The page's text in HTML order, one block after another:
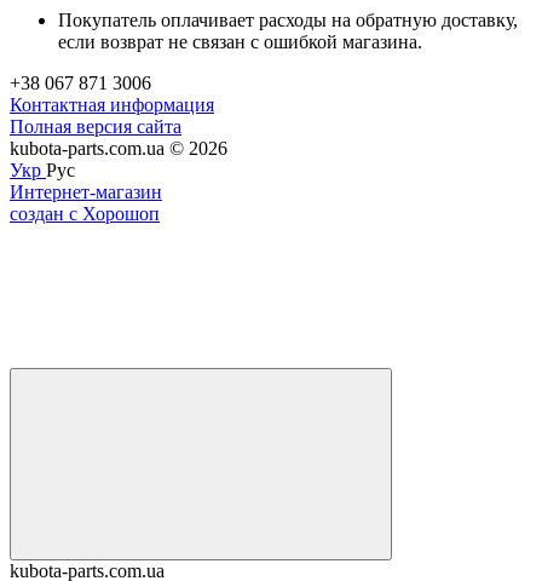
Покупатель оплачивает расходы на обратную доставку,
если возврат не связан с ошибкой магазина.
+38 067 871 3006
Контактная информация
Полная версия сайта
kubota-parts.com.ua © 2026
Укр Рус
Интернет-магазин
создан с Хорошоп
kubota-parts.com.ua